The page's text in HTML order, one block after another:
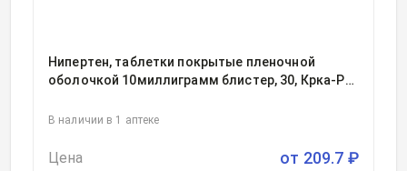
Нипертен, таблетки покрытые пленочной
оболочкой 10миллиграмм блистер, 30, Крка-Рус
В наличии в 1 аптеке
Цена от 209.7 ₽